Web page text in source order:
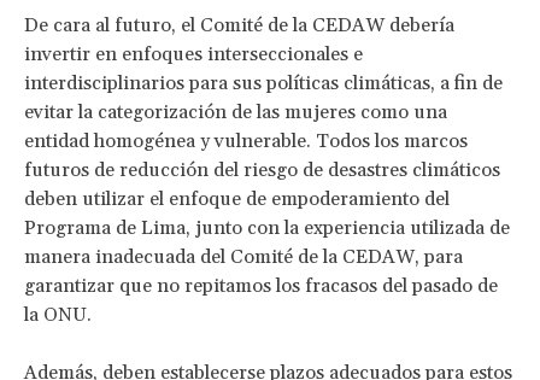
De cara al futuro, el Comité de la CEDAW debería
invertir en enfoques interseccionales e
interdisciplinarios para sus políticas climáticas, a fin de
evitar la categorización de las mujeres como una
entidad homogénea y vulnerable. Todos los marcos
futuros de reducción del riesgo de desastres climáticos
deben utilizar el enfoque de empoderamiento del
Programa de Lima, junto con la experiencia utilizada de
manera inadecuada del Comité de la CEDAW, para
garantizar que no repitamos los fracasos del pasado de
la ONU.
Además, deben establecerse plazos adecuados para estos